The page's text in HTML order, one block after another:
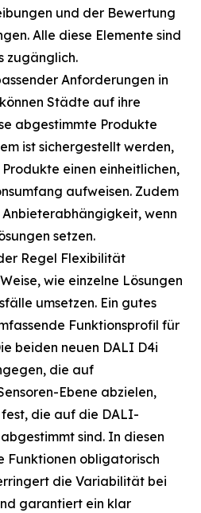
und der Bewertung
Alle diese Elemente sind
zugänglich.
Anforderungen in
Städte auf ihre
abgestimmte Produkte
ist sichergestellt werden,
einen einheitlichen,
aufweisen. Zudem
wenn
setzen.
Regel Flexibilität
wie einzelne Lösungen
umsetzen. Ein gutes
Funktionsprofil für
beiden neuen DALI D4i
die auf
Ebene abzielen,
die auf die DALI-
sind. In diesen
Funktionen obligatorisch
die Variabilität bei
garantiert ein klar